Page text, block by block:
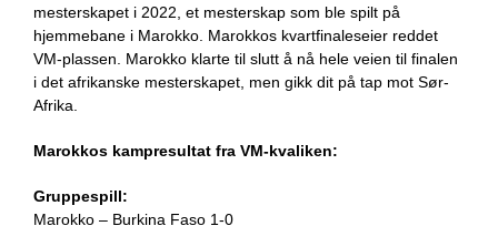
mesterskapet i 2022, et mesterskap som ble spilt på
hjemmebane i Marokko. Marokkos kvartfinaleseier reddet
VM-plassen. Marokko klarte til slutt å nå hele veien til finalen
i det afrikanske mesterskapet, men gikk dit på tap mot Sør-
Afrika.
Marokkos kampresultat fra VM-kvaliken:
Gruppespill:
Marokko – Burkina Faso 1-0